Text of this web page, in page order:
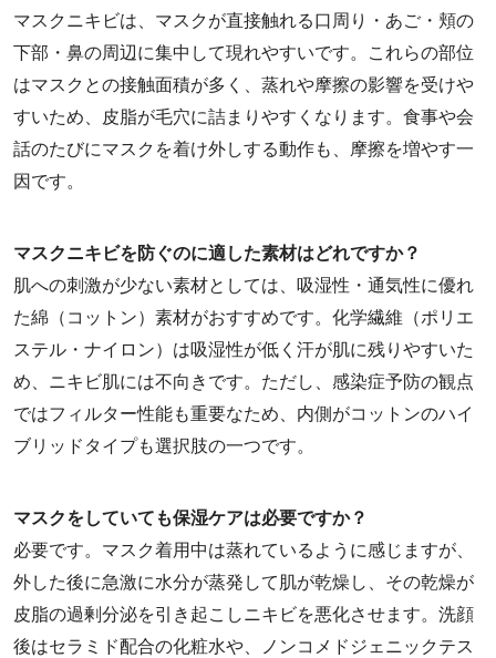
マスクニキビは、マスクが直接触れる口周り・あご・頬の
下部・鼻の周辺に集中して現れやすいです。これらの部位
はマスクとの接触面積が多く、蒸れや摩擦の影響を受けや
すいため、皮脂が毛穴に詰まりやすくなります。食事や会
話のたびにマスクを着け外しする動作も、摩擦を増やす一
因です。
マスクニキビを防ぐのに適した素材はどれですか？
肌への刺激が少ない素材としては、吸湿性・通気性に優れ
た綿（コットン）素材がおすすめです。化学繊維（ポリエ
ステル・ナイロン）は吸湿性が低く汗が肌に残りやすいた
め、ニキビ肌には不向きです。ただし、感染症予防の観点
ではフィルター性能も重要なため、内側がコットンのハイ
ブリッドタイプも選択肢の一つです。
マスクをしていても保湿ケアは必要ですか？
必要です。マスク着用中は蒸れているように感じますが、
外した後に急激に水分が蒸発して肌が乾燥し、その乾燥が
皮脂の過剰分泌を引き起こしニキビを悪化させます。洗顔
後はセラミド配合の化粧水や、ノンコメドジェニックテス